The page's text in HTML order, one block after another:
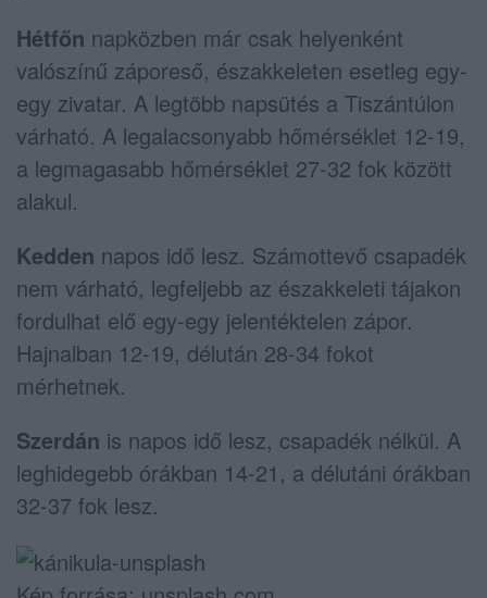
Hétfőn napközben már csak helyenként
valószínű záporeső, északkeleten esetleg egy-
egy zivatar. A legtöbb napsütés a Tiszántúlon
várható. A legalacsonyabb hőmérséklet 12-19,
a legmagasabb hőmérséklet 27-32 fok között
alakul.
Kedden napos idő lesz. Számottevő csapadék
nem várható, legfeljebb az északkeleti tájakon
fordulhat elő egy-egy jelentéktelen zápor.
Hajnalban 12-19, délután 28-34 fokot
mérhetnek.
Szerdán is napos idő lesz, csapadék nélkül. A
leghidegebb órákban 14-21, a délutáni órákban
32-37 fok lesz.